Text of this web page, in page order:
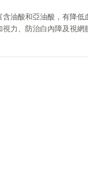
油酸和亞油酸，有降
力、防治白內障及視網